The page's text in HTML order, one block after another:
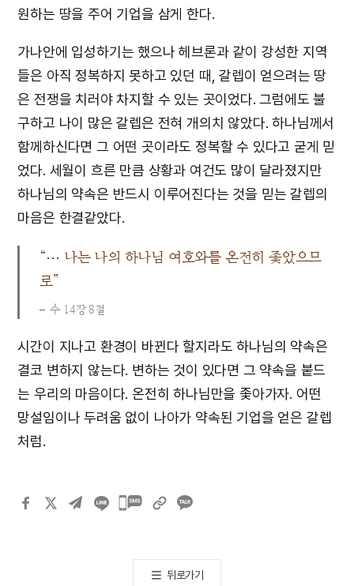
원하는 땅을 주어 기업을 삼게 한다.
가나안에 입성하기는 했으나 헤브론과 같이 강성한 지역
들은 아직 정복하지 못하고 있던 때, 갈렙이 얻으려는 땅
은 전쟁을 치러야 차지할 수 있는 곳이었다. 그럼에도 불
구하고 나이 많은 갈렙은 전혀 개의치 않았다. 하나님께서
함께하신다면 그 어떤 곳이라도 정복할 수 있다고 굳게 믿
었다. 세월이 흐른 만큼 상황과 여건도 많이 달라졌지만
하나님의 약속은 반드시 이루어진다는 것을 믿는 갈렙의
마음은 한결같았다.
“⋯ 나는 나의 하나님 여호와를 온전히 좇았으므
로”
수 14장 8절
시간이 지나고 환경이 바뀐다 할지라도 하나님의 약속은
결코 변하지 않는다. 변하는 것이 있다면 그 약속을 붙드
는 우리의 마음이다. 온전히 하나님만을 좇아가자. 어떤
망설임이나 두려움 없이 나아가 약속된 기업을 얻은 갈렙
처럼.
카카오톡
뒤로가기